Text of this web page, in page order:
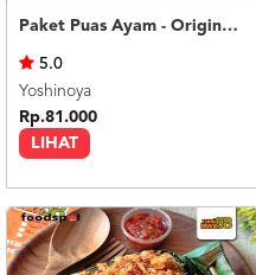
Paket Puas Ayam - Original Beef Paket Puas (R)
LIHAT
5.0
Yoshinoya
Rp.81.000